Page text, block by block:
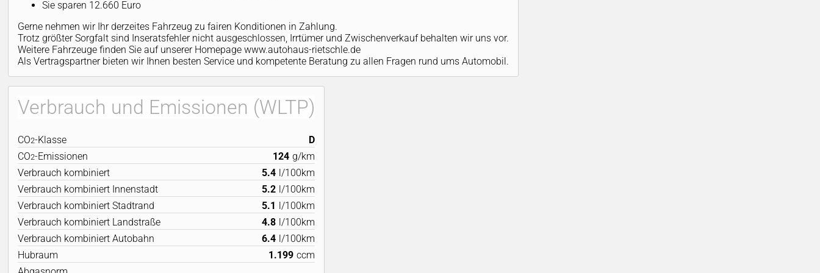
Sie sparen 12.660 Euro
Gerne nehmen wir Ihr derzeites Fahrzeug zu fairen Konditionen in Zahlung.
Trotz größter Sorgfalt sind Inseratsfehler nicht ausgeschlossen, Irrtümer und Zwischenverkauf behalten wir uns vor.
Weitere Fahrzeuge finden Sie auf unserer Homepage www.autohaus-rietschle.de
Als Vertragspartner bieten wir Ihnen besten Service und kompetente Beratung zu allen Fragen rund ums Automobil.
Verbrauch und Emissionen (WLTP)
CO2-Klasse
D
CO2-Emissionen 124 g/km
Verbrauch kombiniert
5.4 l/100km
Verbrauch kombiniert Innenstadt
5.2 l/100km
Verbrauch kombiniert Stadtrand
5.1 l/100km
Verbrauch kombiniert Landstraße
4.8 l/100km
Verbrauch kombiniert Autobahn
6.4 l/100km
Hubraum
1.199 ccm